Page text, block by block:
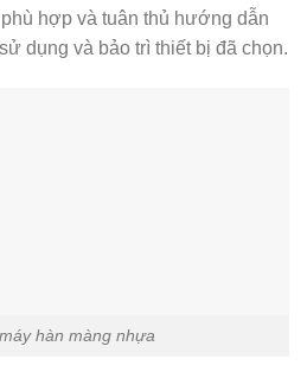
hợp và tuân thủ hướng dẫn
dụng và bảo trì thiết bị đã chọn.
hàn màng nhựa